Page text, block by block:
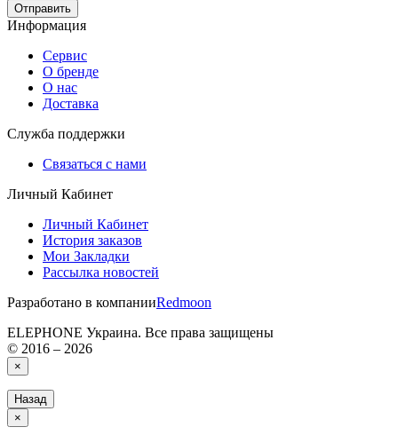
Отправить
Информация
Сервис
О бренде
О нас
Доставка
Служба поддержки
Связаться с нами
Личный Кабинет
Личный Кабинет
История заказов
Мои Закладки
Рассылка новостей
Разработано в компанииRedmoon
ELEPHONE Украина. Все права защищены
© 2016 – 2026
×
Назад
×